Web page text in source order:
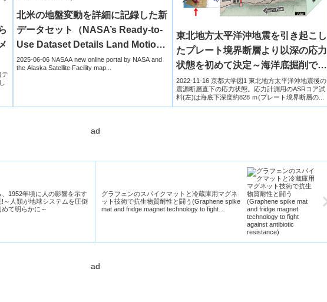
テ
北米の地盤変動を詳細に記録した新
データセット（NASA’s Ready-to-
Use Dataset Details Land Motion
Across North America）
2025-06-06 NASAA new online portal by NASA and
the Alaska Satellite Facility map...
東北地方太平洋沖地震を引き起こし
たプレート境界断層より以深の応力
状態を初めて決定～海洋底掘削で採
取されたコア試料の非弾性ひずみ解
析からのアプローチ～
2022-11-16 京都大学図1 東北地方太平洋沖地震後の
震源断層直下の応力状態。応力計測用のASRコア試
料(左)は海底下深度約828 ｍ(プレート境界断層の...
ad
1952年頃に人の影響を示す
～人類が地球システムを圧倒
て明らかに～
グラフェンのスパイクマットと冷蔵庫用マグネ
ット技術で抗生物質耐性と闘う(Graphene spike
mat and fridge magnet technology to fight
ad